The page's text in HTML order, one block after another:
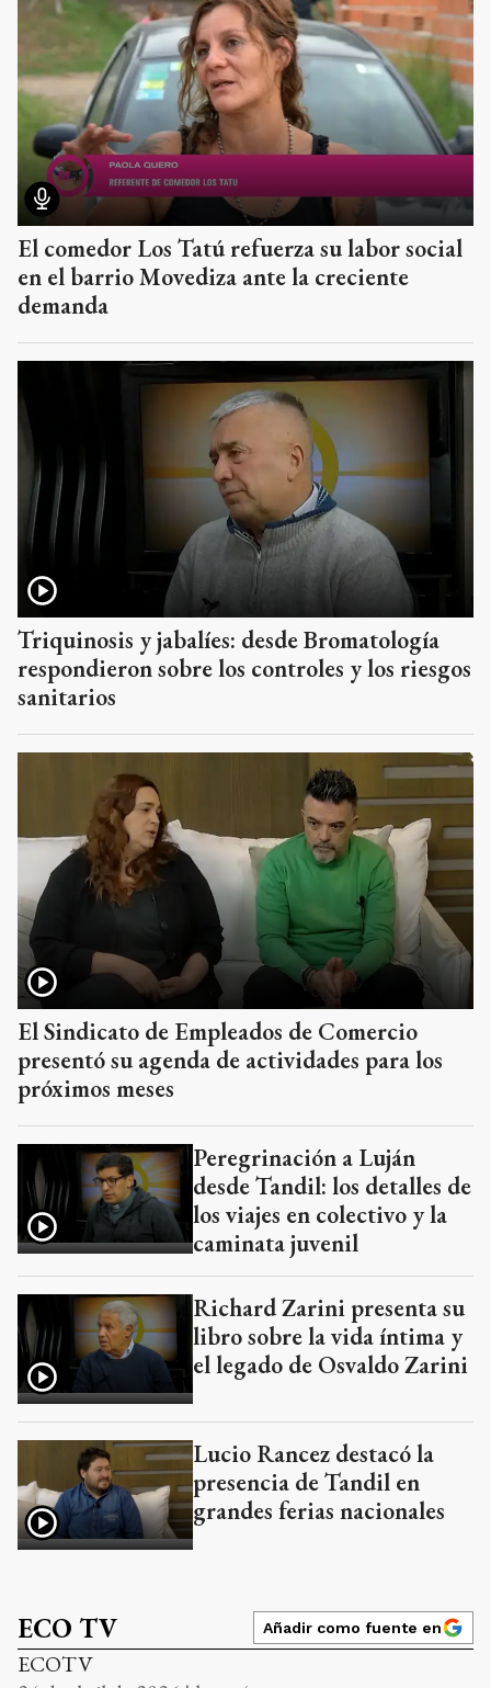
El comedor Los Tatú refuerza su labor social
en el barrio Movediza ante la creciente
demanda
Triquinosis y jabalíes: desde Bromatología
respondieron sobre los controles y los riesgos
sanitarios
El Sindicato de Empleados de Comercio
presentó su agenda de actividades para los
próximos meses
Peregrinación a Luján
desde Tandil: los detalles de
los viajes en colectivo y la
caminata juvenil
Richard Zarini presenta su
libro sobre la vida íntima y
el legado de Osvaldo Zarini
Lucio Rancez destacó la
presencia de Tandil en
grandes ferias nacionales
ECO TV Añadir como fuente en
ECOTV